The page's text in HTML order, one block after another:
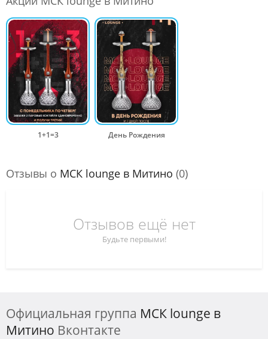
1+1=3 День Рождения
Отзывы о МСК lounge в Митино (0)
Отзывов ещё нет
Будьте первыми!
Официальная группа МСК lounge в
Митино Вконтакте